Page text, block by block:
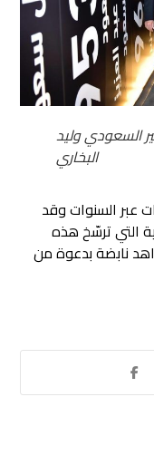
السعودي وليد
البخاري
عبر السنوات وقد
التي ترسّخ هذه
نابضة بدعوة من